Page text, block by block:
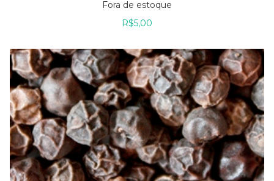
Fora de estoque
R$5,00